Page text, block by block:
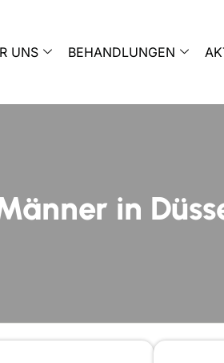
UNS BEHANDLUNGEN
in